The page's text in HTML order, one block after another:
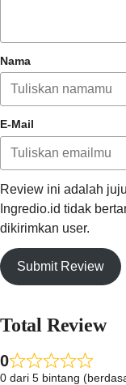
Nama
E-Mail
Review ini adalah
Ingredio.id tidak
dikirimkan user.
Submit Review
Total Review
0
0 dari 5 bintang